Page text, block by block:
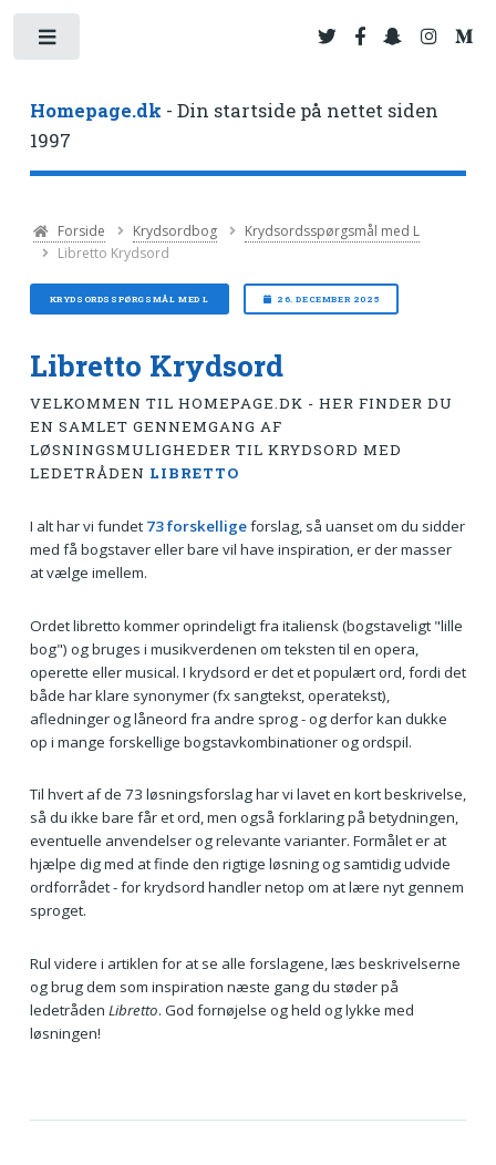
Homepage.dk - Din startside på nettet siden
1997
Forside Krydsordbog
Krydsordsspørgsmål med L
Libretto Krydsord
KRYDSORDSSPØRGSMÅL MED L 26. DECEMBER 2025
Libretto Krydsord
VELKOMMEN TIL HOMEPAGE.DK - HER FINDER DU
EN SAMLET GENNEMGANG AF
LØSNINGSMULIGHEDER TIL KRYDSORD MED
LEDETRÅDEN LIBRETTO
I alt har vi fundet 73 forskelligeforslag, så uanset om du sidder
med få bogstaver eller bare vil have inspiration, er der masser
at vælge imellem.
Ordet libretto kommer oprindeligt fra italiensk (bogstaveligt "lille
bog") og bruges i musikverdenen om teksten til en opera,
operette eller musical. I krydsord er det et populært ord, fordi det
både har klare synonymer (fx sangtekst, operatekst),
afledninger og låneord fra andre sprog - og derfor kan dukke
op i mange forskellige bogstavkombinationer og ordspil.
Til hvert af de 73 løsningsforslag har vi lavet en kort beskrivelse,
så du ikke bare får et ord, men også forklaring på betydningen,
eventuelle anvendelser og relevante varianter. Formålet er at
hjælpe dig med at finde den rigtige løsning og samtidig udvide
ordforrådet - for krydsord handler netop om at lære nyt gennem
sproget.
Rul videre i artiklen for at se alle forslagene, læs beskrivelserne
og brug dem som inspiration næste gang du støder på
ledetråden Libretto. God fornøjelse og held og lykke med
løsningen!